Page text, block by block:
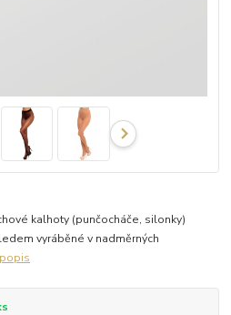
kalhoty (punčocháče, silonky)
vyráběné v nadměrných